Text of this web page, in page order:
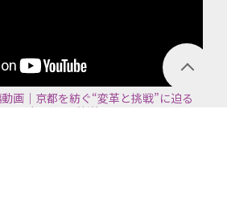
画｜京都を紡ぐ“変革と挑戦”に迫る
年7月5日放送＞